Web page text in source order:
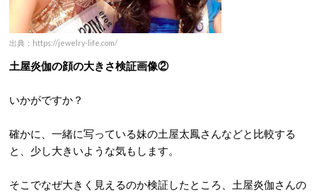
出典：https://jewelry-life.com/
土屋炎伽の顔の大きさ検証画像②
いかがですか？
確かに、一緒に写っている妹の土屋太鳳さんなどと比較する
と、少し大きいような気もします。
そこでなぜ大きく見えるのか検証したところ、土屋炎伽さんの